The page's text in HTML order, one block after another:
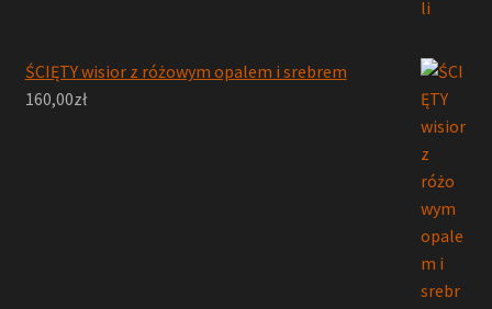
ŚCIĘTY wisior z różowym opalem i srebrem
160,00zł